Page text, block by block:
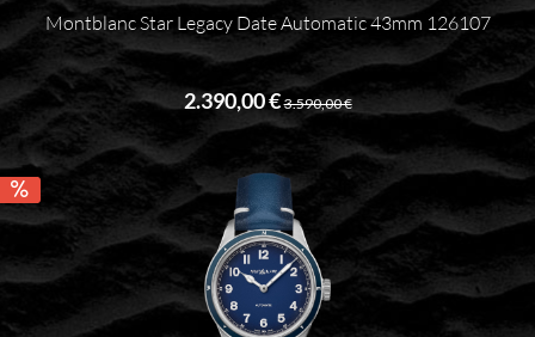
Montblanc Star Legacy Date Automatic 43mm 126107
2.390,00 € 3.590,00 €